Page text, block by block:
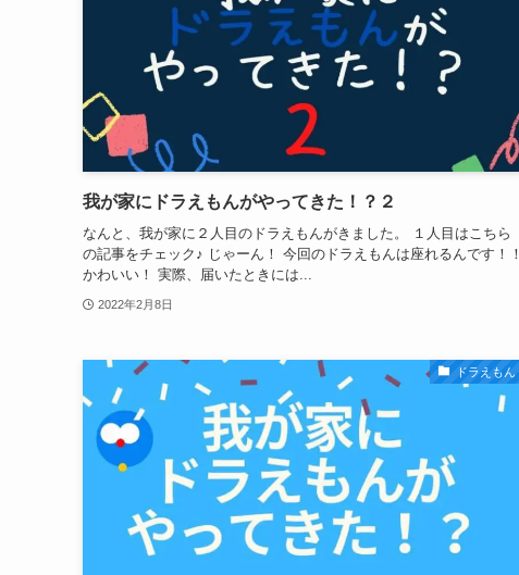
我が家にドラえもんがやってきた！？２
なんと、我が家に２人目のドラえもんがきました。 １人目はこちら
の記事をチェック♪ じゃーん！ 今回のドラえもんは座れるんです！！
かわいい！ 実際、届いたときには...
2022年2月8日
ドラえもん